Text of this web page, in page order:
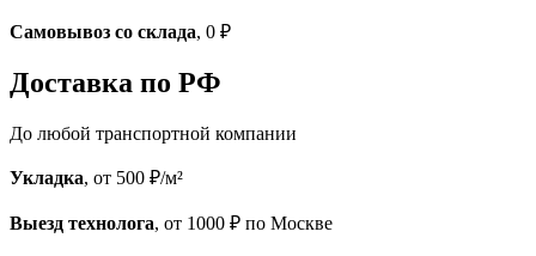
Самовывоз со склада, 0 ₽
Доставка по РФ
До любой транспортной компании
Укладка, от 500 ₽/м²
Выезд технолога, от 1000 ₽ по Москве